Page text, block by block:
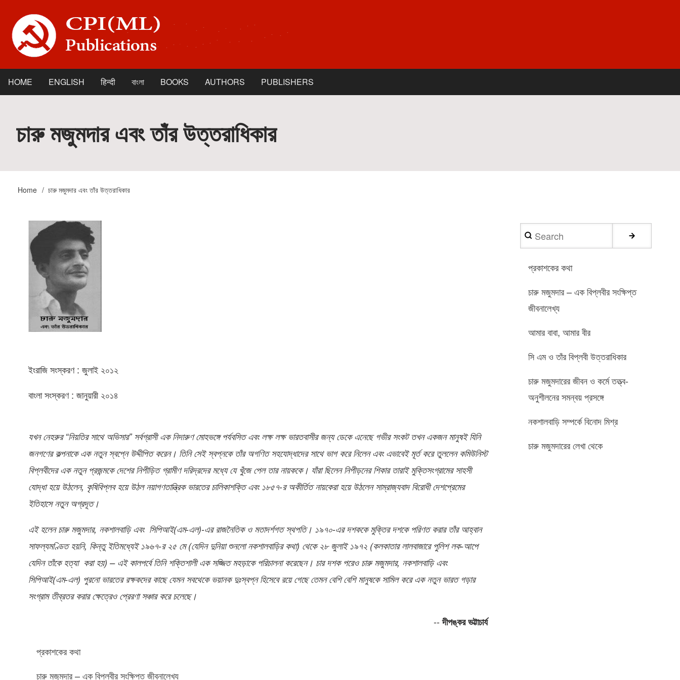
main
content
Main
navigation
HOME ENGLISH हिन्दी বাংলা BOOKS AUTHORS PUBLISHERS
চারু মজুমদার এবং তাঁর উত্তরাধিকার
Breadcrumb
Home চারু মজুমদার এবং তাঁর উত্তরাধিকার
ইংরাজি সংস্করণ : জুলাই ২০১২
বাংলা সংস্করণ : জানুয়ারী ২০১৪
যখন নেহরুর “নিয়তির সাথে অভিসার” সর্বগ্রাসী এক নিদারুণ মোহভঙ্গে পর্যবসিত এবং লক্ষ লক্ষ ভারতবাসীর জন্য ডেকে এনেছে গভীর সংকট তখন একজন মানুষই যিনি
জনগণের কল্পনাকে এক নতুন স্বপ্নে উদ্দীপিত করেন। তিনি সেই স্বপ্নকে তাঁর অগণিত সহযোদ্ধাদের সাথে ভাগ করে নিলেন এবং এভাবেই মূর্ত করে তুললেন কমিউনিস্ট
বিপ্লবীদের এক নতুন প্রজন্মকে দেশের নিপীড়িত গ্রামীণ দরিদ্রদের মধ্যে যে খুঁজে পেল তার নায়ককে। যাঁরা ছিলেন নিপীড়নের শিকার তারাই মুক্তিসংগ্রামের সাহসী
যোদ্ধা হয়ে উঠলেন, কৃষিবিপ্লব হয়ে উঠল নয়াগণতান্ত্রিক ভারতের চালিকাশক্তি এবং ১৮৫৭-র অকীর্তিত নায়কেরা হয়ে উঠলেন সাম্রাজ্যবাদ বিরোধী দেশপ্রেমের
ইতিহাসে নতুন অগ্রদূত।
এই হলেন চারু মজুমদার, নকশালবাড়ি এবং সিপিআই(এম-এল)-এর রাজনৈতিক ও মতাদর্শগত স্থপতি। ১৯৭০-এর দশককে মুক্তির দশকে পরিণত করার তাঁর আহ্বান
সাফল্যমণ্ডিত হয়নি, কিন্তু ইতিমধ্যেই ১৯৬৭-র ২৫ মে (যেদিন দুনিয়া শুনলো নকশালবাড়ির কথা) থেকে ২৮ জুলাই ১৯৭২ (কলকাতার লালবাজারে পুলিশ লক-আপে
যেদিন তাঁকে হত্যা করা হয়) – এই কালপর্বে তিনি শক্তিশালী এক সজ্জিত মহড়াকে পরিচালনা করেছেন। চার দশক পরেও চারু মজুমদার, নকশালবাড়ি এবং
সিপিআই(এম-এল) পুরনো ভারতের রক্ষকদের কাছে যেমন সবথেকে ভয়ানক দুঃস্বপ্ন হিসেবে রয়ে গেছে তেমন বেশি বেশি মানুষকে সামিল করে এক নতুন ভারত গড়ার
সংগ্রাম তীব্রতর করার ক্ষেত্রেও প্রেরণা সঞ্চার করে চলেছে।
--দীপঙ্কর ভট্টাচার্য
প্রকাশকের কথা
চারু মজুমদার – এক বিপ্লবীর সংক্ষিপ্ত জীবনালেখ্য
Search
প্রকাশকের কথা
চারু মজুমদার – এক বিপ্লবীর সংক্ষিপ্ত
জীবনালেখ্য
আমার বাবা, আমার বীর
সি এম ও তাঁর বিপ্লবী উত্তরাধিকার
চারু মজুমদারের জীবন ও কর্মে তত্ত্ব-
অনুশীলনের সমন্বয় প্রসঙ্গে
নকশালবাড়ি সম্পর্কে বিনোদ মিশ্র
চারু মজুমদারের লেখা থেকে